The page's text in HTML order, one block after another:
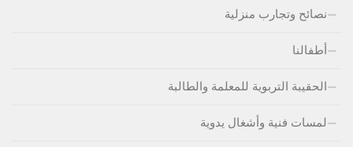
نصائح وتجارب منزلية
أطفالنا
الحقيبة التربوية للمعلمة والطالبة
لمسات فنية وأشغال يدوية